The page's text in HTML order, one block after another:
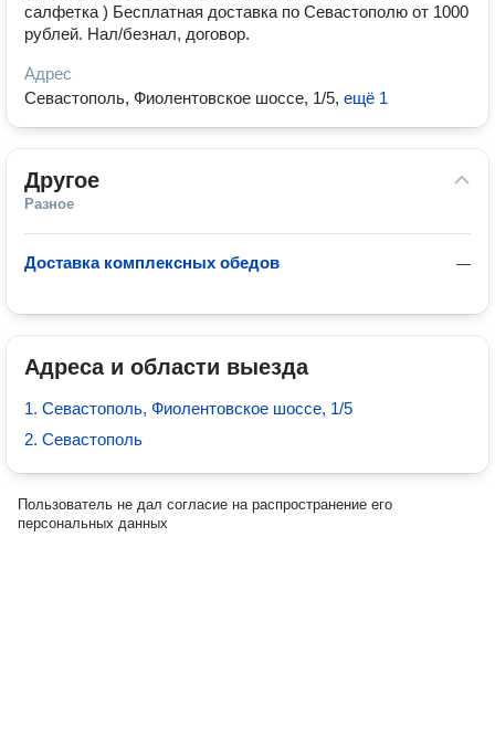
салфетка ) Бесплатная доставка по Севастополю от 1000
рублей. Нал/безнал, договор.
Адрес
Севастополь, Фиолентовское шоссе, 1/5, ещё 1
Другое
Разное
—
Доставка комплексных обедов
Адреса и области выезда
1. Севастополь, Фиолентовское шоссе, 1/5
2. Севастополь
Пользователь не дал согласие на распространение его
персональных данных